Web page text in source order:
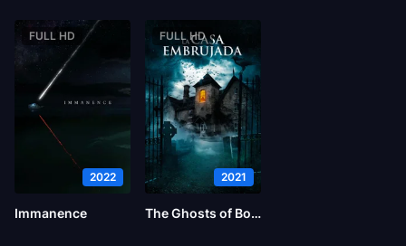
FULL HD
2022
Immanence
FULL HD
2021
The Ghosts of Borley Rectory